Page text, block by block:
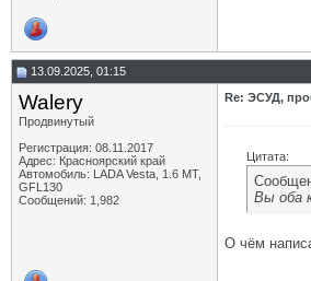
13.09.2025, 01:15
Walery
Продвинутый
Регистрация: 08.11.2017
Адрес: Красноярский край
Автомобиль: LADA Vesta, 1.6 МТ,
GFL130
Сообщений: 1,982
Re: ЭСУД,
Цитата:
Вы оба
О чём